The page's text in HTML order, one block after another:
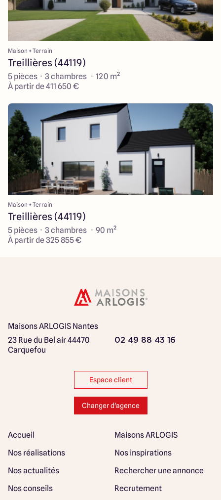
Maison + Terrain
Treillières (44119)
5 pièces · 3 chambres · 120 m²
À partir de 411 650 €
Maison + Terrain
Treillières (44119)
5 pièces · 3 chambres · 90 m²
À partir de 325 855 €
Maisons ARLOGIS Nantes
23 Rue du Bel air44470
Carquefou
02 49 88 43 16
Espace client
Changer d'agence
Accueil
Maisons ARLOGIS
Nos réalisations
Nos inspirations
Nos actualités
Rechercher une annonce
Nos conseils
Recrutement